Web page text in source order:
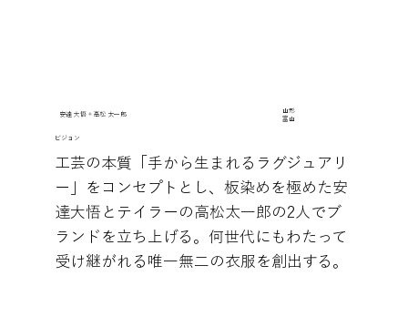
安達 大悟＋高松 太一郎
山形
富山
​ビジョン
工芸の本質「手から生まれるラグジュアリ
ー」をコンセプトとし、板染めを極めた安
達大悟とテイラーの高松太一郎の2人でブ
ランドを立ち上げる。何世代にもわたって
受け継がれる唯一無二の衣服を創出する。